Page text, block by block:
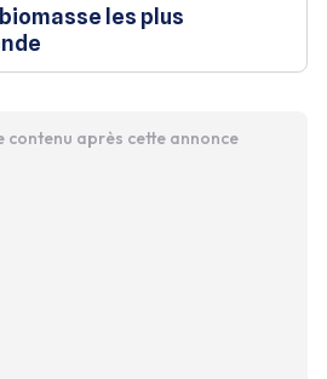
les plus
contenu après cette annonce